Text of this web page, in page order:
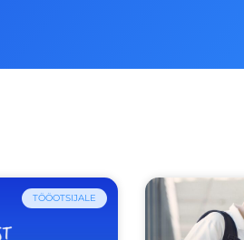
TÖÖOTSIJALE